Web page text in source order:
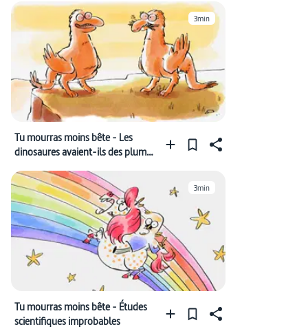
3min
Tu mourras moins bête - Les
dinosaures avaient-ils des plumes
3min
Tu mourras moins bête - Études
scientifiques improbables